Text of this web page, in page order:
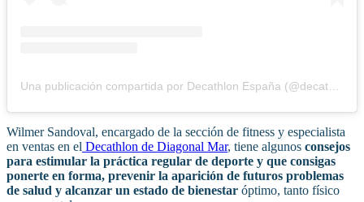
Wilmer Sandoval, encargado de la sección de fitness y especialista
en ventas en el Decathlon de Diagonal Mar, tiene algunos consejos
para estimular la práctica regular de deporte y que consigas
ponerte en forma, prevenir la aparición de futuros problemas
de salud y alcanzar un estado de bienestar óptimo, tanto físico